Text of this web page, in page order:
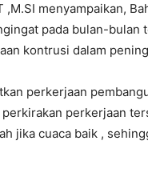
,M.SI menyampaikan,
pada bulan-bulan
kontrusi dalam
perkerjaan
perkerjaan
jika cuaca baik ,